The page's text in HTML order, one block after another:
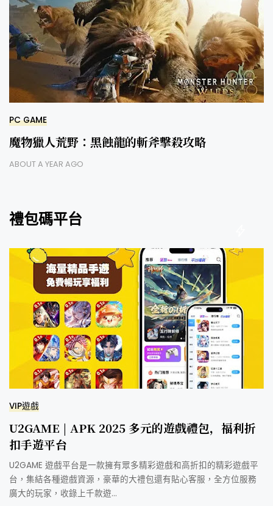
PC GAME
魔物獵人荒野：黑蝕龍的斬斧擊殺攻略
ABOUT A YEAR AGO
禮包碼平台
VIP遊戲
U2GAME | APK 2025 多元的遊戲禮包，福利折
扣手遊平台
U2GAME 遊戲平台是一款擁有眾多精彩遊戲和高折扣的精彩遊戲平
台，集結各種遊戲資源，豪華的大禮包還有貼心客服，全方位服務
廣大的玩家，收錄上千款遊…